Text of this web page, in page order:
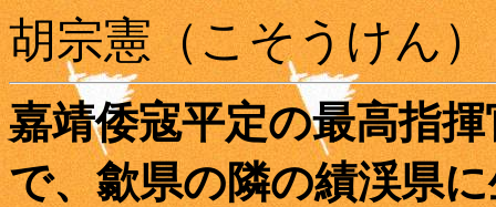
胡宗憲（こそうけん）
嘉靖倭寇平定の最高指揮
で、歙県の隣の績渓県